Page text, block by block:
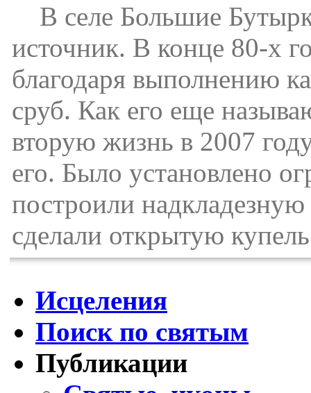
В селе Большие
источник. В конце 80-х
благодаря выполнению
сруб. Как его еще
вторую жизнь в 2007
его. Было установлено
построили
сделали открытую купель
Исцеления
Поиск по святым
Публикации